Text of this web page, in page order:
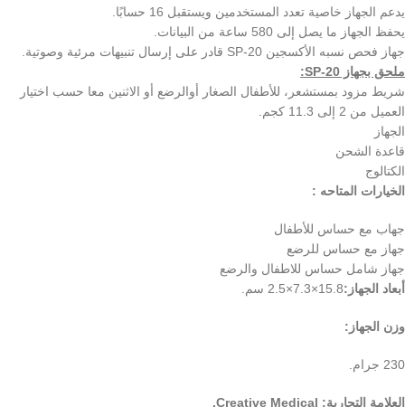
يدعم الجهاز خاصية تعدد المستخدمين ويستقبل 16 حسابًا.
يحفظ الجهاز ما يصل إلى 580 ساعة من البيانات.
جهاز فحص نسبه الأكسجين SP-20 قادر على إرسال تنبيهات مرئية وصوتية.
ملحق بجهاز SP-20:
شريط مزود بمستشعر، للأطفال الصغار أوالرضع أو الاثنين معا حسب اختيار
العميل من 2 إلى 11.3 كجم.
الجهاز
قاعدة الشحن
الكتالوج
الخيارات المتاحه :
جهاب مع حساس للأطفال
جهاز مع حساس للرضع
جهاز شامل حساس للاطفال والرضع
أبعاد الجهاز:15.8×7.3×2.5 سم.
وزن الجهاز:
230 جرام.
العلامة التجارية: Creative Medical.